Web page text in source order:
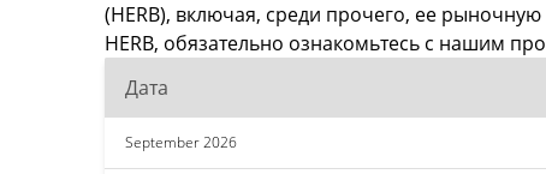
(HERB), включая, среди прочего, ее
HERB, обязательно ознакомьтесь с нашим
Дата
September 2026